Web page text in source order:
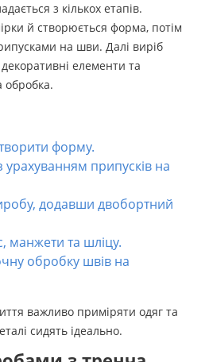
з кількох етапів.
й створюється форма, потім
на шви. Далі виріб
елементи та
обробка.
форму.
урахуванням припусків на
додавши двобортний
манжети та шліцу.
обробку швів на
важливо приміряти одяг та
сидять ідеально.